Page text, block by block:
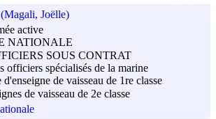
Joëlle)
active
NATIONALE
SOUS CONTRAT
officiers spécialisés de la marine
de vaisseau de 1re classe
de vaisseau de 2e classe